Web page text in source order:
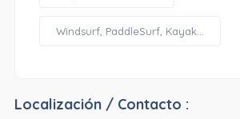
Windsurf, PaddleSurf, Kayak...
Localización / Contacto :